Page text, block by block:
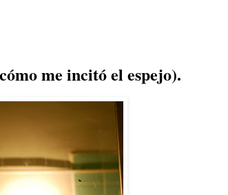
me incitó el espejo).